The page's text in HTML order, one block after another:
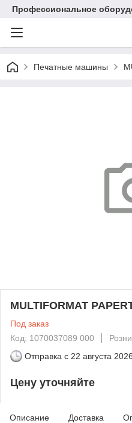
Профессиональное
Печатные машины
MULTIFORMAT
Под заказ
Код: 1070037089 000
Отправка с 22 августа 2026
Цену уточняйте
Описание Доставка